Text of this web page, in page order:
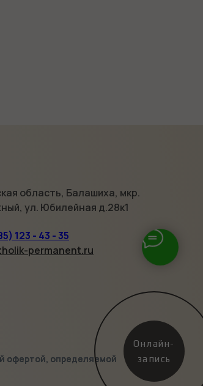
область, Балашиха, мкр.
ул. Юбилейная д.28к1
123 - 43 - 35
permanent.ru
офертой, определяемой
Онлайн-
запись